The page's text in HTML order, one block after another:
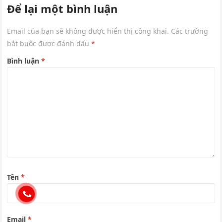
Để lại một bình luận
Email của bạn sẽ không được hiển thị công khai. Các trường
bắt buộc được đánh dấu*
Bình luận*
Tên*
Email*